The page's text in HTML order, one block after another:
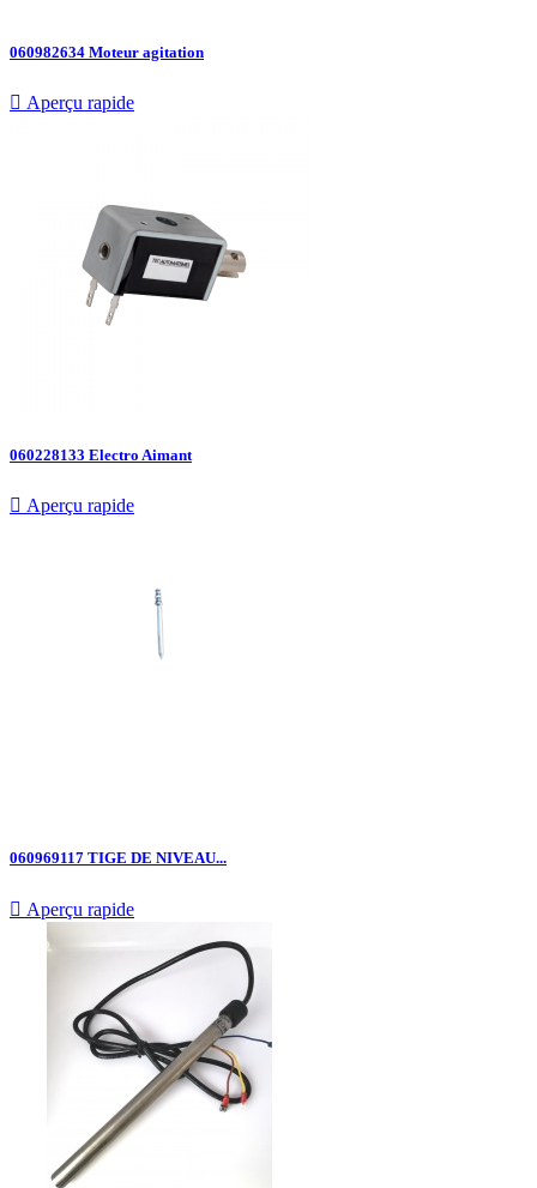
060982634 Moteur agitation
 Aperçu rapide
060228133 Electro Aimant
 Aperçu rapide
060969117 TIGE DE NIVEAU...
 Aperçu rapide